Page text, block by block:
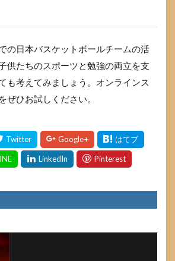
の日本バスケットボールチームの活
供たちのスポーツと勉強の両立を支
も考えてみましょう。オンラインス
ぜひお試しください。